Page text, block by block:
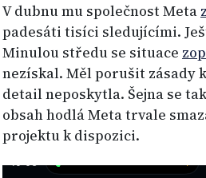
V dubnu mu společnost Meta
padesáti tisíci sledujícími.
Minulou středu se situace
nezískal. Měl porušit zásady
detail neposkytla. Šejna se
obsah hodlá Meta trvale
projektu k dispozici.